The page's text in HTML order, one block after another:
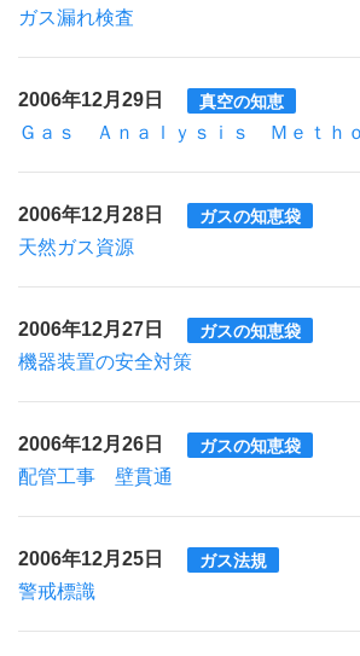
ガス漏れ検査
2006年12月29日 真空の知恵
Ｇａｓ Ａｎａｌｙｓｉｓ Ｍｅｔｈ
2006年12月28日 ガスの知恵袋
天然ガス資源
2006年12月27日 ガスの知恵袋
機器装置の安全対策
2006年12月26日 ガスの知恵袋
配管工事 壁貫通
2006年12月25日 ガス法規
警戒標識